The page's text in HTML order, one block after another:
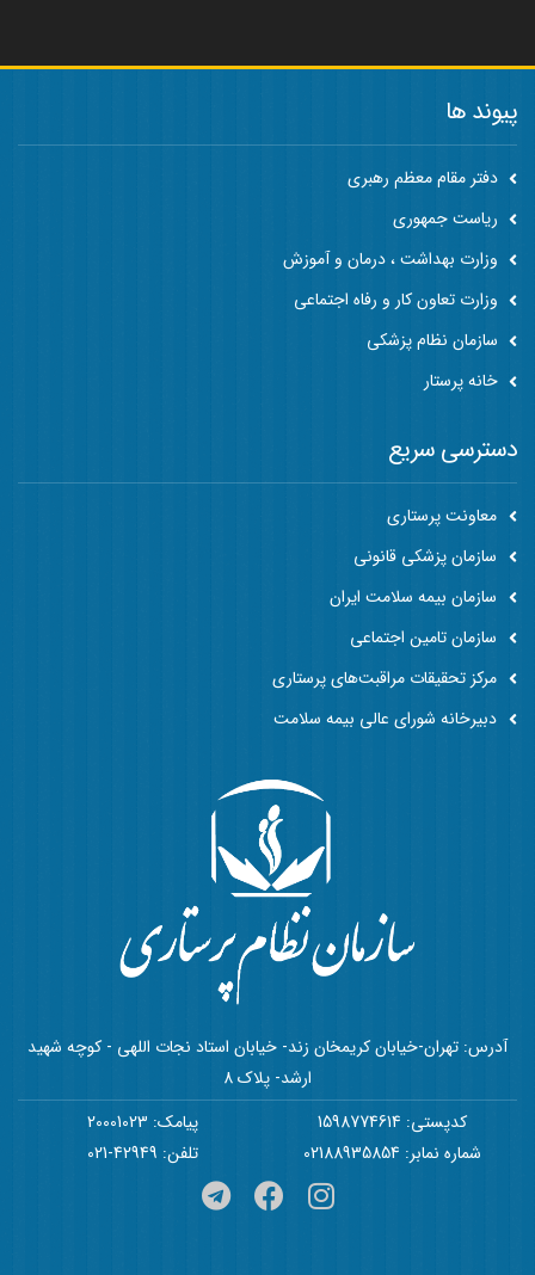
پیوند ها
دفتر مقام معظم رهبری
ریاست جمهوری
وزارت بهداشت ، درمان و آموزش
وزارت تعاون کار و رفاه اجتماعی
سازمان نظام پزشکی
خانه پرستار
آدرس: تهران-خیابان کریمخان زند- خیابان استاد نجات اللهی - کوچه شهید
ارشد- پلاک 8
کدپستی: 1598774614
پیامک: 20001023
شماره نمابر: 02188935854
تلفن: 42949-021
دسترسی سریع
معاونت پرستاری
سازمان پزشکی قانونی
سازمان بیمه سلامت ایران
سازمان تامین اجتماعی
مرکز تحقیقات مراقبت‌های پرستاری
دبیرخانه شورای عالی بیمه سلامت